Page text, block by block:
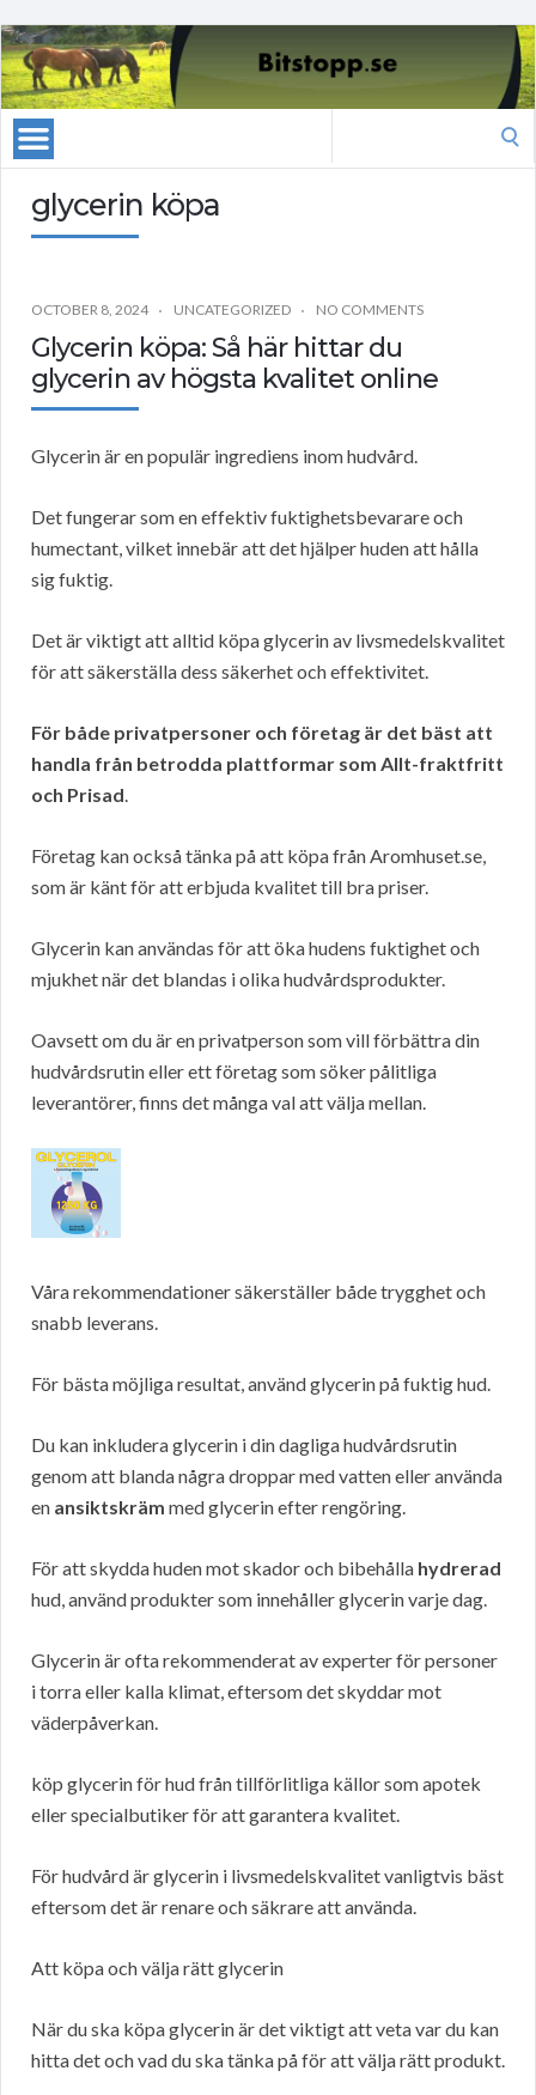
glycerin köpa
OCTOBER 8, 2024 UNCATEGORIZED NO COMMENTS
Glycerin köpa: Så här hittar du
glycerin av högsta kvalitet online
Glycerin är en populär ingrediens inom hudvård.
Det fungerar som en effektiv fuktighetsbevarare och
humectant, vilket innebär att det hjälper huden att hålla
sig fuktig.
Det är viktigt att alltid köpa glycerin av livsmedelskvalitet
för att säkerställa dess säkerhet och effektivitet.
För både privatpersoner och företag är det bäst att
handla från betrodda plattformar som Allt-fraktfritt
och Prisad.
Företag kan också tänka på att köpa från Aromhuset.se,
som är känt för att erbjuda kvalitet till bra priser.
Glycerin kan användas för att öka hudens fuktighet och
mjukhet när det blandas i olika hudvårdsprodukter.
Oavsett om du är en privatperson som vill förbättra din
hudvårdsrutin eller ett företag som söker pålitliga
leverantörer, finns det många val att välja mellan.
Våra rekommendationer säkerställer både trygghet och
snabb leverans.
För bästa möjliga resultat, använd glycerin på fuktig hud.
Du kan inkludera glycerin i din dagliga hudvårdsrutin
genom att blanda några droppar med vatten eller använda
en ansiktskräm med glycerin efter rengöring.
För att skydda huden mot skador och bibehålla hydrerad
hud, använd produkter som innehåller glycerin varje dag.
Glycerin är ofta rekommenderat av experter för personer
i torra eller kalla klimat, eftersom det skyddar mot
väderpåverkan.
köp glycerin för hud från tillförlitliga källor som apotek
eller specialbutiker för att garantera kvalitet.
För hudvård är glycerin i livsmedelskvalitet vanligtvis bäst
eftersom det är renare och säkrare att använda.
Att köpa och välja rätt glycerin
När du ska köpa glycerin är det viktigt att veta var du kan
hitta det och vad du ska tänka på för att välja rätt produkt.